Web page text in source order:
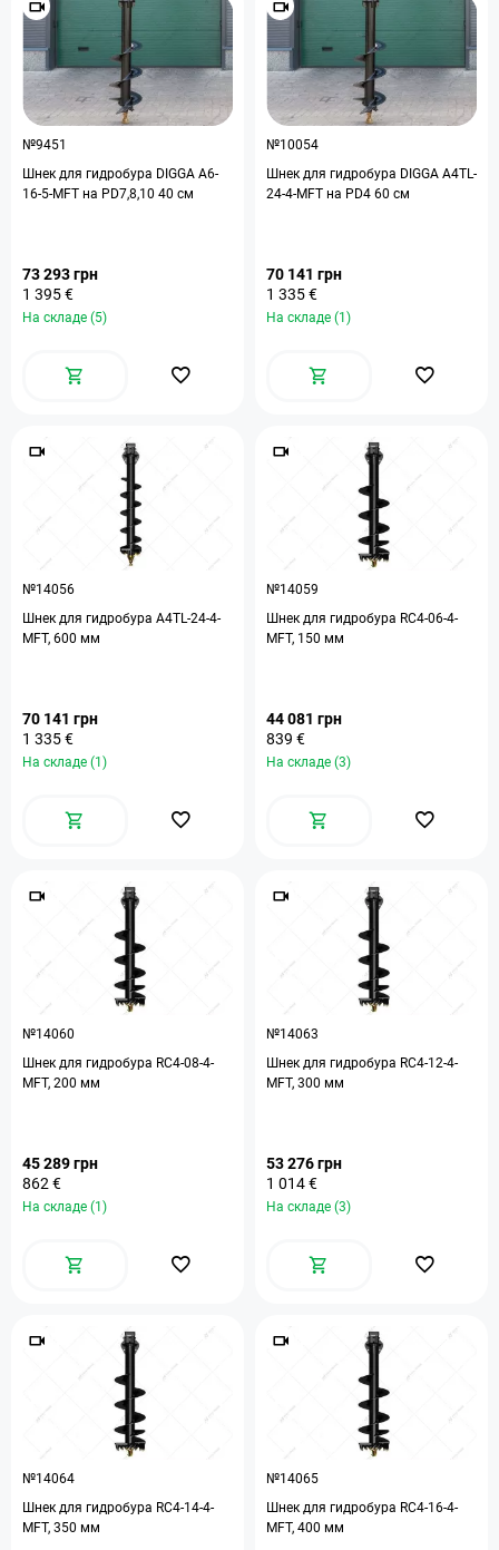
№9451
Шнек для гидробура DIGGA А6-
16-5-MFT на PD7,8,10 40 см
73 293 грн
1 395 €
На складе (5)
№10054
Шнек для гидробура DIGGA А4TL-
24-4-MFT на PD4 60 см
70 141 грн
1 335 €
На складе (1)
№14056
Шнек для гидробура A4TL-24-4-
MFT, 600 мм
70 141 грн
1 335 €
На складе (1)
№14059
Шнек для гидробура RC4-06-4-
MFT, 150 мм
44 081 грн
839 €
На складе (3)
№14060
Шнек для гидробура RC4-08-4-
MFT, 200 мм
45 289 грн
862 €
На складе (1)
№14063
Шнек для гидробура RC4-12-4-
MFT, 300 мм
53 276 грн
1 014 €
На складе (3)
№14064
Шнек для гидробура RC4-14-4-
MFT, 350 мм
№14065
Шнек для гидробура RC4-16-4-
MFT, 400 мм